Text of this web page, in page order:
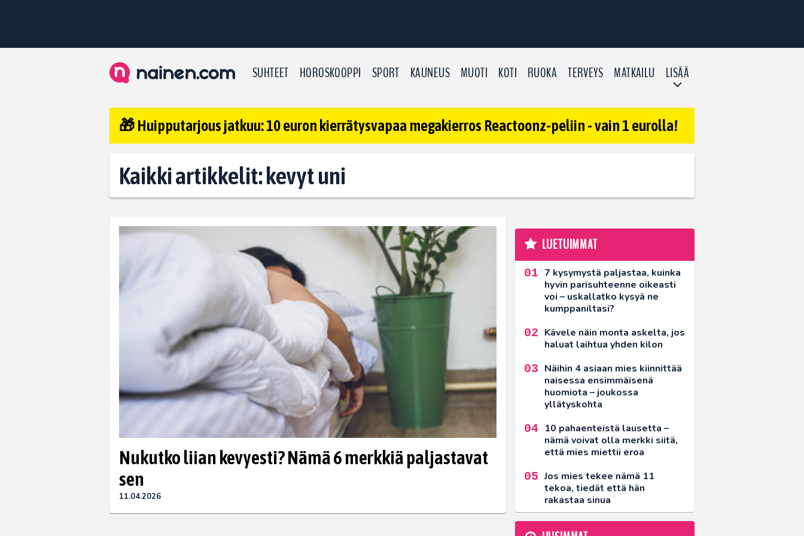
SUHTEET HOROSKOOPPI SPORT KAUNEUS MUOTI KOTI RUOKA TERVEYS MATKAILU LISÄÄ
🎁 Huipputarjous jatkuu: 10 euron kierrätysvapaa megakierros Reactoonz-peliin - vain 1 eurolla!
Kaikki artikkelit: kevyt uni
Nukutko liian kevyesti? Nämä 6 merkkiä paljastavat
sen
11.04.2026
LUETUIMMAT
7 kysymystä paljastaa, kuinka
hyvin parisuhteenne oikeasti
voi – uskallatko kysyä ne
kumppaniltasi?
Kävele näin monta askelta, jos
haluat laihtua yhden kilon
Näihin 4 asiaan mies kiinnittää
naisessa ensimmäisenä
huomiota – joukossa
yllätyskohta
10 pahaenteistä lausetta –
nämä voivat olla merkki siitä,
että mies miettii eroa
Jos mies tekee nämä 11
tekoa, tiedät että hän
rakastaa sinua